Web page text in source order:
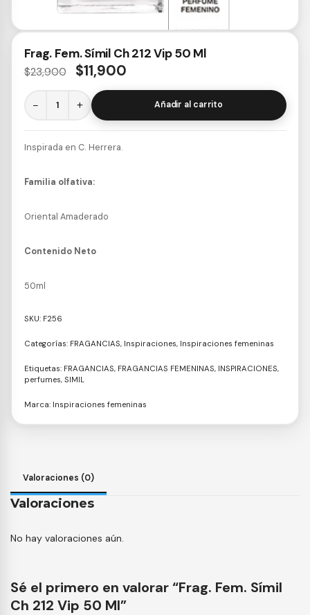
Frag. Fem. Símil Ch 212 Vip 50 Ml
$23,900 $11,900
− + Añadir al carrito
Inspirada en C. Herrera.
Familia olfativa:
Oriental Amaderado
Contenido Neto
50ml
SKU: F256
Categorías: FRAGANCIAS, Inspiraciones, Inspiraciones femeninas
Etiquetas: FRAGANCIAS, FRAGANCIAS FEMENINAS, INSPIRACIONES,
perfumes, SIMIL
Marca: Inspiraciones femeninas
Valoraciones (0)
Valoraciones
No hay valoraciones aún.
Sé el primero en valorar “Frag. Fem. Símil
Ch 212 Vip 50 Ml”